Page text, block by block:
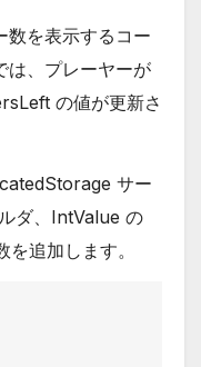
数を表示するコー
は、プレーヤーが
の値が更新さ
サー
ダ、IntValue の
追加します。